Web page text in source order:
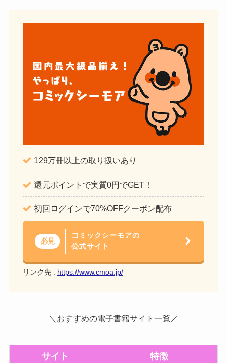
129万冊以上の取り扱いあり
還元ポイントで実質0円でGET！
初回ログインで70%OFFクーポン配布
必見
コミックシーモアの
公式サイト
リンク先 : https://www.cmoa.jp/
＼おすすめの電子書籍サイト一覧／
サイト 特徴